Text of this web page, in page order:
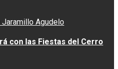
Agudelo
con las Fiestas del Cerro